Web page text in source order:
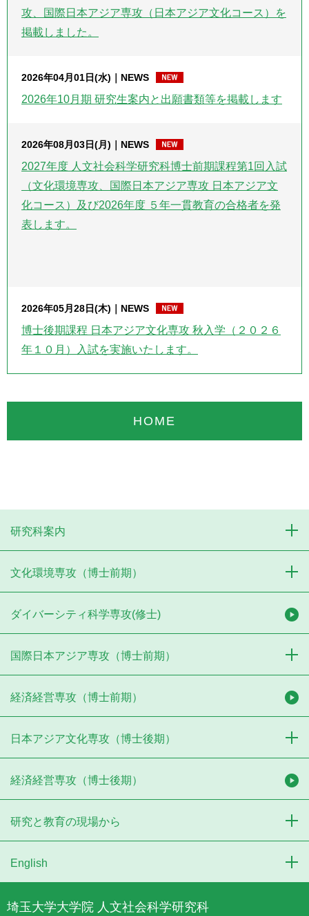
攻、国際日本アジア専攻（日本アジア文化コース）を
掲載しました。
2026年04月01日(水) NEWS
2026年10月期 研究生案内と出願書類等を掲載します
2026年08月03日(月) NEWS
2027年度 人文社会科学研究科博士前期課程第1回入試
（文化環境専攻、国際日本アジア専攻 日本アジア文
化コース）及び2026年度 ５年一貫教育の合格者を発
表します。
2026年05月28日(木) NEWS
博士後期課程 日本アジア文化専攻 秋入学（２０２６
年１０月）入試を実施いたします。
HOME
研究科案内
文化環境専攻（博士前期）
ダイバーシティ科学専攻(修士)
国際日本アジア専攻（博士前期）
経済経営専攻（博士前期）
日本アジア文化専攻（博士後期）
経済経営専攻（博士後期）
研究と教育の現場から
English
埼玉大学大学院 人文社会科学研究科